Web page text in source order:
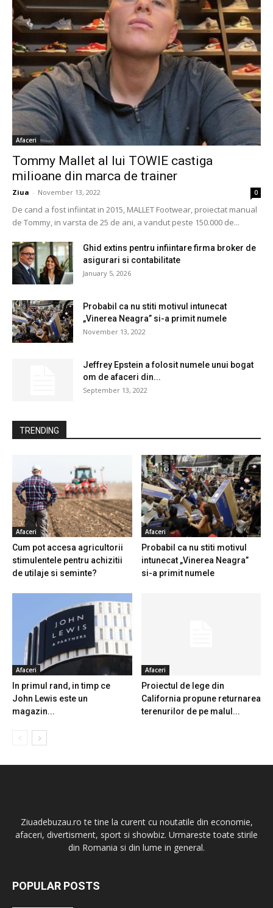
Afaceri
Tommy Mallet al lui TOWIE castiga
milioane din marca de trainer
Ziua - November 13, 2022 0
De cand a fost infiintat in 2015, MALLET Footwear, proiectat manual
de Tommy, in varsta de 25 de ani, a vandut peste 150.000 de...
Ghid extins pentru infiintare firma broker de
asigurari si contabilitate
January 5, 2026
Probabil ca nu stiti motivul intunecat
„Vinerea Neagra” si-a primit numele
November 13, 2022
Jeffrey Epstein a folosit numele unui bogat
om de afaceri din...
September 13, 2022
TRENDING
Afaceri
Cum pot accesa agricultorii
stimulentele pentru achizitii
de utilaje si seminte?
Afaceri
Probabil ca nu stiti motivul
intunecat „Vinerea Neagra”
si-a primit numele
Afaceri
In primul rand, in timp ce
John Lewis este un
magazin...
Afaceri
Proiectul de lege din
California propune returnarea
terenurilor de pe malul...
Ziuadebuzau.ro te tine la curent cu noutatile din economie,
afaceri, divertisment, sport si showbiz. Urmareste toate stirile
din Romania si din lume in general.
POPULAR POSTS